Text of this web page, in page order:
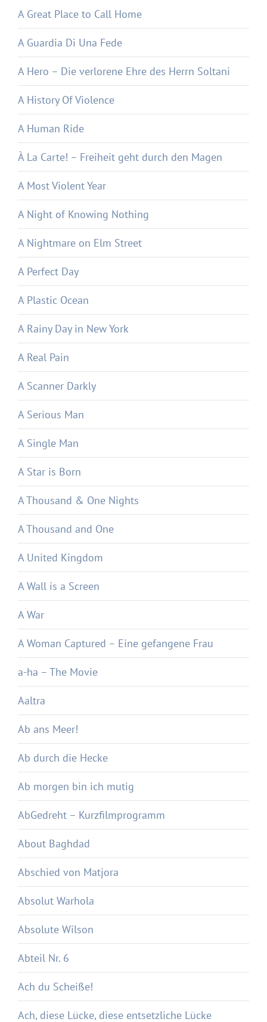
A Great Place to Call Home
A Guardia Di Una Fede
A Hero – Die verlorene Ehre des Herrn Soltani
A History Of Violence
A Human Ride
À La Carte! – Freiheit geht durch den Magen
A Most Violent Year
A Night of Knowing Nothing
A Nightmare on Elm Street
A Perfect Day
A Plastic Ocean
A Rainy Day in New York
A Real Pain
A Scanner Darkly
A Serious Man
A Single Man
A Star is Born
A Thousand & One Nights
A Thousand and One
A United Kingdom
A Wall is a Screen
A War
A Woman Captured – Eine gefangene Frau
a-ha – The Movie
Aaltra
Ab ans Meer!
Ab durch die Hecke
Ab morgen bin ich mutig
AbGedreht – Kurzfilmprogramm
About Baghdad
Abschied von Matjora
Absolut Warhola
Absolute Wilson
Abteil Nr. 6
Ach du Scheiße!
Ach, diese Lücke, diese entsetzliche Lücke